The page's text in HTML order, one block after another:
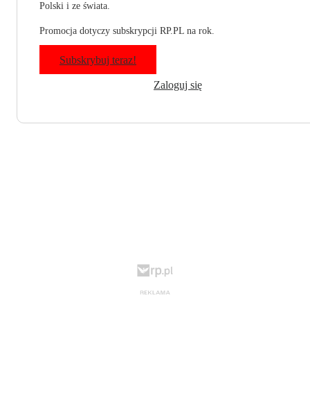
Polski i ze świata.
Promocja dotyczy subskrypcji RP.PL na rok.
Subskrybuj teraz!
Zaloguj się